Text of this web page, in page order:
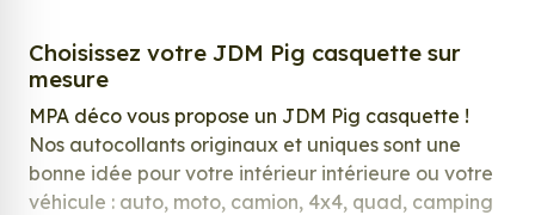
Choisissez votre JDM Pig casquette sur
mesure
MPA déco vous propose un JDM Pig casquette !
Nos autocollants originaux et uniques sont une
bonne idée pour votre intérieur intérieure ou votre
véhicule : auto, moto, camion, 4x4, quad, camping